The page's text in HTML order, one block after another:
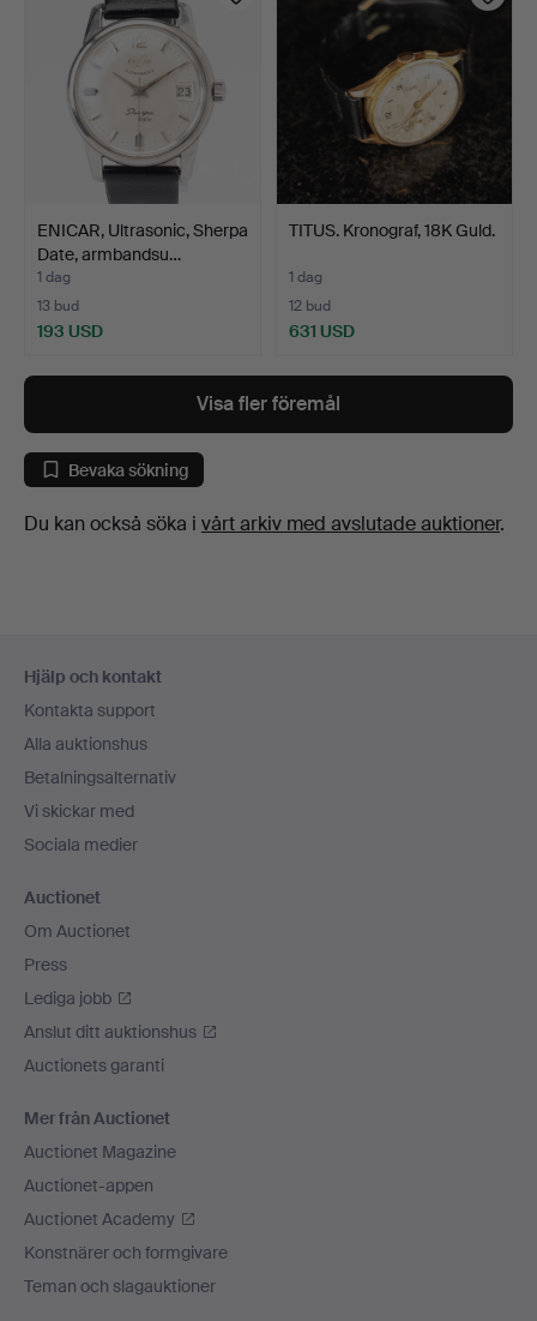
ENICAR, Ultrasonic, Sherpa
Date, armbandsu…
1 dag
13 bud
193 USD
TITUS. Kronograf, 18K Guld.
1 dag
12 bud
631 USD
Visa fler föremål
Bevaka sökning
Du kan också söka i vårt arkiv med avslutade auktioner.
Hjälp och kontakt
Kontakta support
Alla auktionshus
Betalningsalternativ
Vi skickar med
Sociala medier
Auctionet
Om Auctionet
Press
Lediga jobb
Anslut ditt auktionshus
Auctionets garanti
Mer från Auctionet
Auctionet Magazine
Auctionet-appen
Auctionet Academy
Konstnärer och formgivare
Teman och slagauktioner